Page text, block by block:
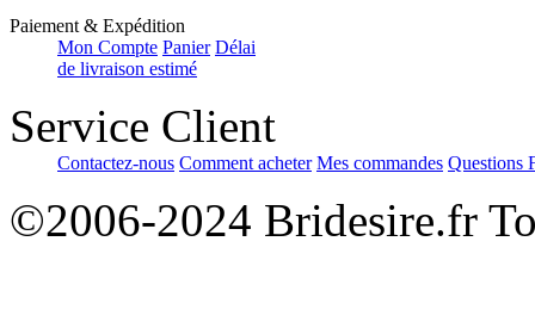
Paiement & Expédition
Mon Compte Panier Délai
de livraison estimé
Service Client
Contactez-nous Comment acheter Mes commandes Questions
©2006-2024 Bridesire.fr